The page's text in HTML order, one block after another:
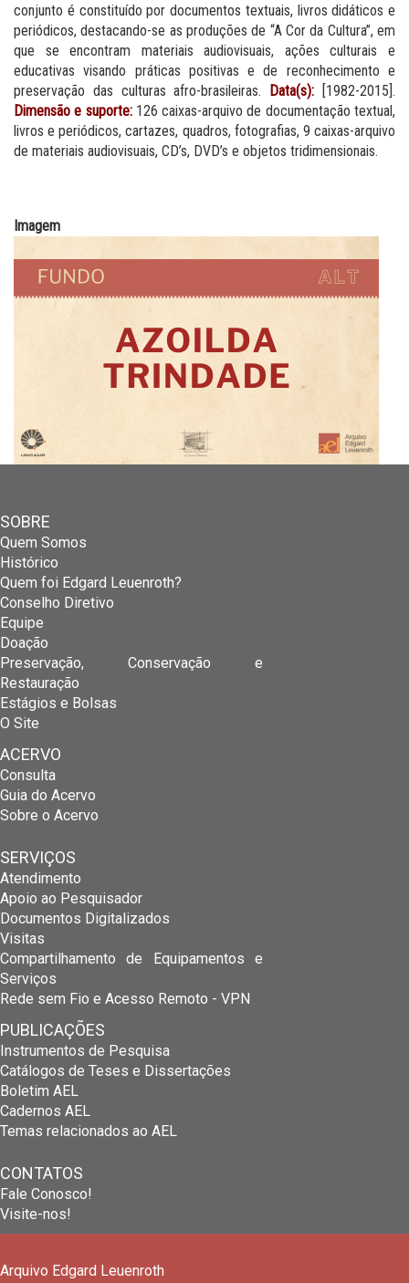
conjunto é constituído por documentos textuais, livros didáticos e
periódicos, destacando-se as produções de “A Cor da Cultura”, em
que se encontram materiais audiovisuais, ações culturais e
educativas visando práticas positivas e de reconhecimento e
preservação das culturas afro-brasileiras. Data(s): [1982-2015].
Dimensão e suporte: 126 caixas-arquivo de documentação textual,
livros e periódicos, cartazes, quadros, fotografias, 9 caixas-arquivo
de materiais audiovisuais, CD’s, DVD’s e objetos tridimensionais.
Imagem
SOBRE
Quem Somos
Histórico
Quem foi Edgard Leuenroth?
Conselho Diretivo
Equipe
Doação
Preservação, Conservação e
Restauração
Estágios e Bolsas
O Site
ACERVO
Consulta
Guia do Acervo
Sobre o Acervo
SERVIÇOS
Atendimento
Apoio ao Pesquisador
Documentos Digitalizados
Visitas
Compartilhamento de Equipamentos e
Serviços
Rede sem Fio e Acesso Remoto - VPN
PUBLICAÇÕES
Instrumentos de Pesquisa
Catálogos de Teses e Dissertações
Boletim AEL
Cadernos AEL
Temas relacionados ao AEL
CONTATOS
Fale Conosco!
Visite-nos!
Arquivo Edgard Leuenroth